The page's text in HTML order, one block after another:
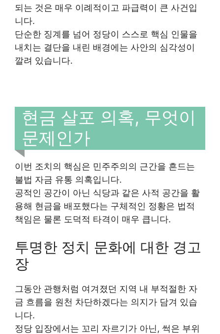
되는 것은 매우 이례적이고 파급력이 큰 사건입
니다.
단순한 징계를 넘어 정당이 스스로 핵심 인물을
내치는 결단을 내린 배경에는 사안의 심각성이
깔려 있습니다.
현금 살포 의혹, 무엇이
문제인가
이번 조치의 핵심은 민주주의의 근간을 흔드는
불법 자금 유통 의혹입니다.
공적인 공간이 아닌 식당과 같은 사적 공간을 활
용해 현금을 배포했다는 구체적인 정황은 법적
책임은 물론 도덕적 타격이 매우 큽니다.
투명한 정치 문화에 대한 경고
장
그동안 관행처럼 여겨졌던 지역 내 부적절한 자
금 흐름을 원천 차단하겠다는 의지가 담겨 있습
니다.
정당 입장에서는 꼬리 자르기가 아닌, 썩은 부위